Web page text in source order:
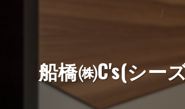
船橋㈱C's(シー